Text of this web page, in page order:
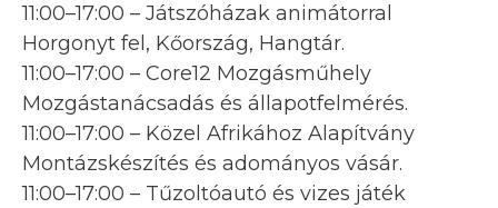
11:00–17:00 – Játszóházak animátorral
Horgonyt fel, Kőország, Hangtár.
11:00–17:00 – Core12 Mozgásműhely
Mozgástanácsadás és állapotfelmérés.
11:00–17:00 – Közel Afrikához Alapítvány
Montázskészítés és adományos vásár.
11:00–17:00 – Tűzoltóautó és vizes játék